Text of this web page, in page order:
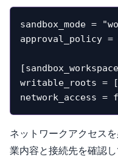
sandbox_mode =
approval_policy =
writable_roots =
network_access =
ネットワークアクセス
業内容と接続先を確認し